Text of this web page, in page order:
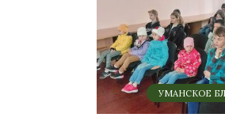
УМАНСКОЕ